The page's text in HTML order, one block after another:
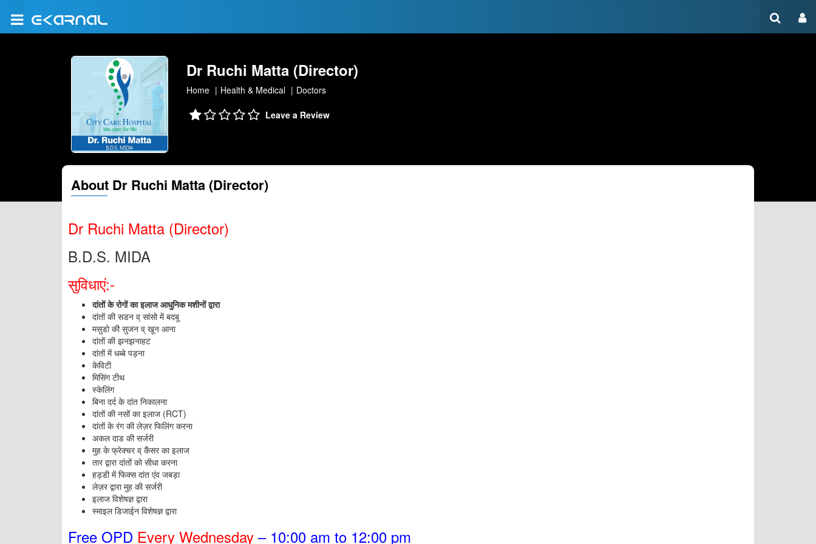
Dr Ruchi Matta (Director)
Home Health & Medical Doctors
Leave a Review
About Dr Ruchi Matta (Director)
Dr Ruchi Matta (Director)
B.D.S. MIDA
सुविधाएं:-
दांतों के रोगों का इलाज आधुनिक मशीनों द्वारा
दांतों की सडन व् सांसो में बदबू
मसुडो की सुजन व् खून आना
दांतों की झनझनाहट
दांतों में धब्बे पड़ना
केविटी
मिसिंग टीथ
स्केलिंग
बिना दर्द के दांत निकालना
दांतों की नसों का इलाज (RCT)
दांतों के रंग की लेज़र फिलिंग करना
अकल दाड की सर्जरी
मुह के फ्रेक्चर व् कैंसर का इलाज
तार द्वारा दांतों को सीधा करना
हड्डी में फिक्स दांत एंव जबड़ा
लेज़र द्वारा मुह की सर्जरी
इलाज विशेषज्ञ द्वारा
स्माइल डिजाईन विशेषज्ञ द्वारा
Free OPD Every Wednesday – 10:00 am to 12:00 pm